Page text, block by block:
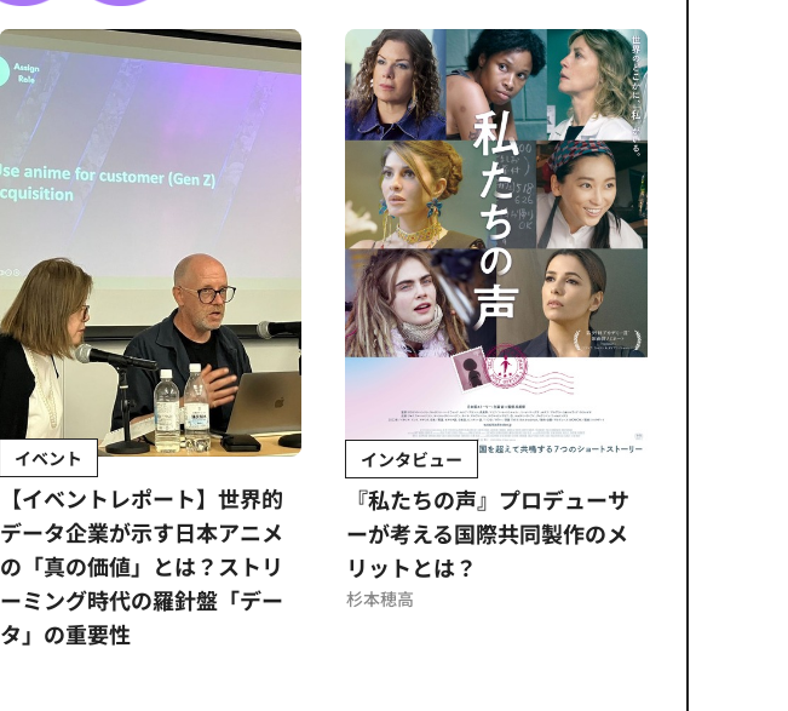
イベント
【イベントレポート】世界的
データ企業が示す日本アニメ
の「真の価値」とは？ストリ
ーミング時代の羅針盤「デー
タ」の重要性
インタビュー
『私たちの声』プロデューサ
ーが考える国際共同製作のメ
リットとは？
杉本穂高